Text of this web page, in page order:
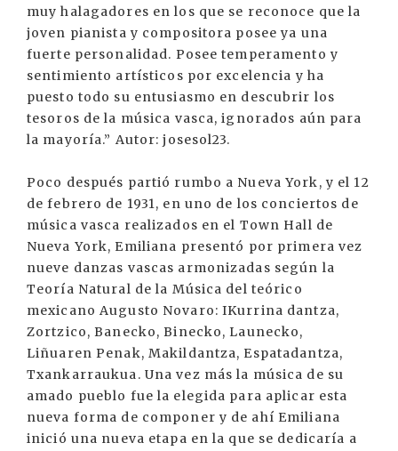
muy halagadores en los que se reconoce que la
joven pianista y compositora posee ya una
fuerte personalidad. Posee temperamento y
sentimiento artísticos por excelencia y ha
puesto todo su entusiasmo en descubrir los
tesoros de la música vasca, ignorados aún para
la mayoría.” Autor: josesol23.
Poco después partió rumbo a Nueva York, y el 12
de febrero de 1931, en uno de los conciertos de
música vasca realizados en el Town Hall de
Nueva York, Emiliana presentó por primera vez
nueve danzas vascas armonizadas según la
Teoría Natural de la Música del teórico
mexicano Augusto Novaro: IKurrina dantza,
Zortzico, Banecko, Binecko, Launecko,
Liñuaren Penak, Makildantza, Espatadantza,
Txankarraukua. Una vez más la música de su
amado pueblo fue la elegida para aplicar esta
nueva forma de componer y de ahí Emiliana
inició una nueva etapa en la que se dedicaría a